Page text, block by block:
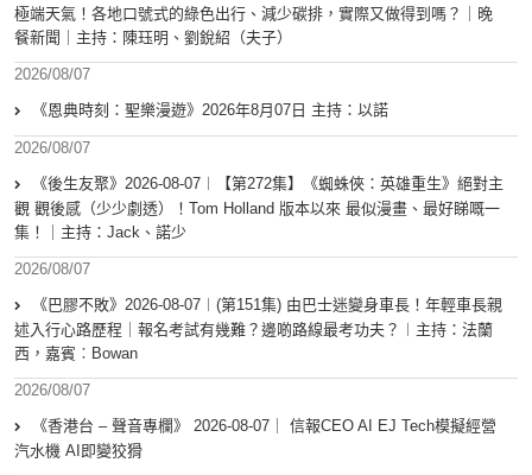
極端天氣！各地口號式的綠色出行、減少碳排，實際又做得到嗎？｜晚
餐新聞｜主持：陳珏明、劉銳紹（夫子）
2026/08/07
《恩典時刻：聖樂漫遊》2026年8月07日 主持：以諾
2026/08/07
《後生友聚》2026-08-07︱【第272集】《蜘蛛俠：英雄重生》絕對主
觀 觀後感（少少劇透）！Tom Holland 版本以來 最似漫畫、最好睇嘅一
集！｜主持：Jack、諾少
2026/08/07
《巴膠不敗》2026-08-07︱(第151集) 由巴士迷變身車長！年輕車長親
述入行心路歷程｜報名考試有幾難？邊啲路線最考功夫？︱主持：法蘭
西，嘉賓︰Bowan
2026/08/07
《香港台 – 聲音專欄》 2026-08-07｜ 信報CEO AI EJ Tech模擬經營
汽水機 AI即變狡猾